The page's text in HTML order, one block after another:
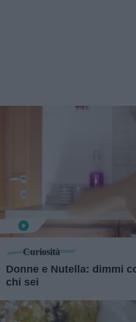
Curiosità
Donne e Nutella: dimmi
chi sei